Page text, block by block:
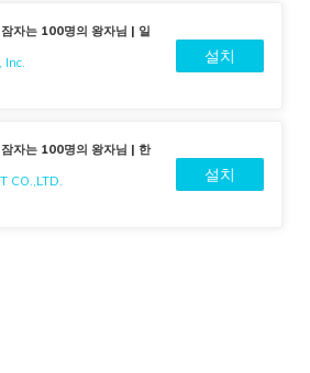
자는 100명의 왕자님 | 일
Inc.
설치
자는 100명의 왕자님 | 한
CO.,LTD.
설치